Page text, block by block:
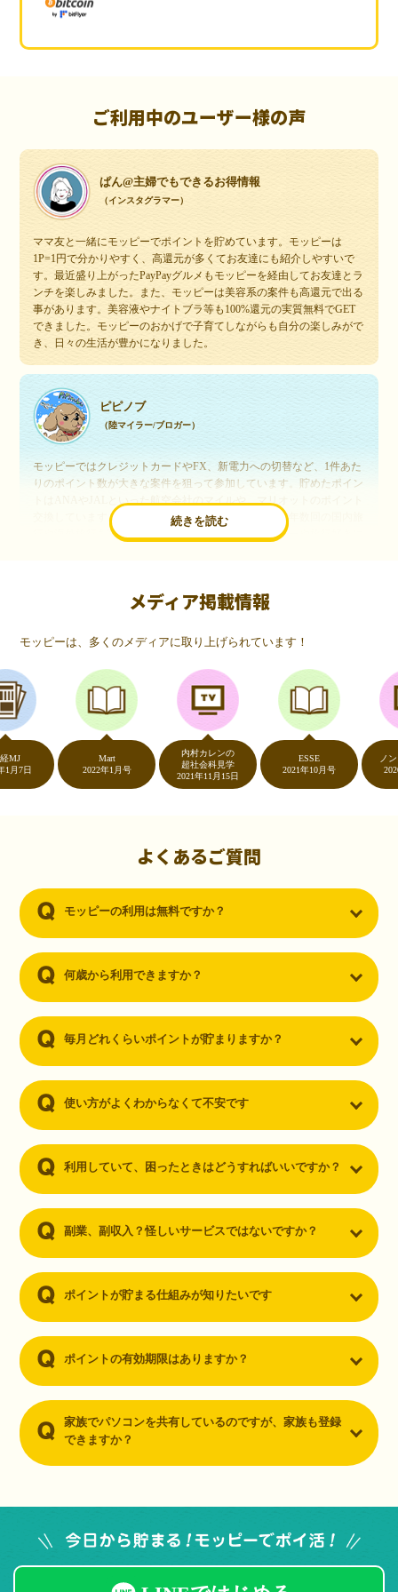
ご利用中のユーザー様の声
ぱん@主婦でもできるお得情報
（インスタグラマー）
ママ友と一緒にモッピーでポイントを貯めています。モッピーは
1P=1円で分かりやすく、高還元が多くてお友達にも紹介しやすいで
す。最近盛り上がったPayPayグルメもモッピーを経由してお友達とラ
ンチを楽しみました。また、モッピーは美容系の案件も高還元で出る
事があります。美容液やナイトブラ等も100%還元の実質無料でGET
できました。モッピーのおかげで子育てしながらも自分の楽しみがで
き、日々の生活が豊かになりました。
続きを読む
ピピノブ
（陸マイラー/ブロガー）
モッピーではクレジットカードやFX、新電力への切替など、1件あた
りのポイント数が大きな案件を狙って参加しています。貯めたポイン
交換しています。このようにすることで、ほぼ無料で年数回の国内旅
行や海外旅行を実現しています。モッピーは陸マイラーや旅行好きに
いつものネットショッピングが、モッピーでお得
（20代・女性）
友達に勧められてモッピーをはじめました。空いた時間にスマホで買
い物をすることが多いのですが、モッピーを経由するだけでショップ
のポイントとモッピーのポイントが二重で貯まることを知り、ビック
リ…！いつものネットショッピングをモッピーを経由するだけでポイ
ントが貯まるなんて…もっと早く教えてほしかった～！貯まったポイ
ントはギフト券に交換して、プチ贅沢を楽しんでます♪
（30代・男性）
ーを知りました。クレジットカードを発行するだけでポイントが貯ま
るならと無料登録して、クレジットカードの発行やアプリダウンロー
メディア掲載情報
モッピーは、多くのメディアに取り上げられています！
2022年1月号
内村カレンの
超社会科見学
2021年11月15日
2021年10月号
ノンスト
2020年5
よくあるご質問
モッピーの利用は無料ですか？
何歳から利用できますか？
毎月どれくらいポイントが貯まりますか？
使い方がよくわからなくて不安です
利用していて、困ったときはどうすればいいですか？
副業、副収入？怪しいサービスではないですか？
ポイントが貯まる仕組みが知りたいです
ポイントの有効期限はありますか？
家族でパソコンを共有しているのですが、家族も登録
できますか？